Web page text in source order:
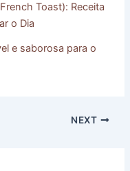
Toast): Receita
o Dia
e saborosa para o
NEXT